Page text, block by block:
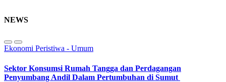
NEWS
Ekonomi Peristiwa - Umum
Sektor Konsumsi Rumah Tangga dan Perdagangan
Penyumbang Andil Dalam Pertumbuhan di Sumut ‎